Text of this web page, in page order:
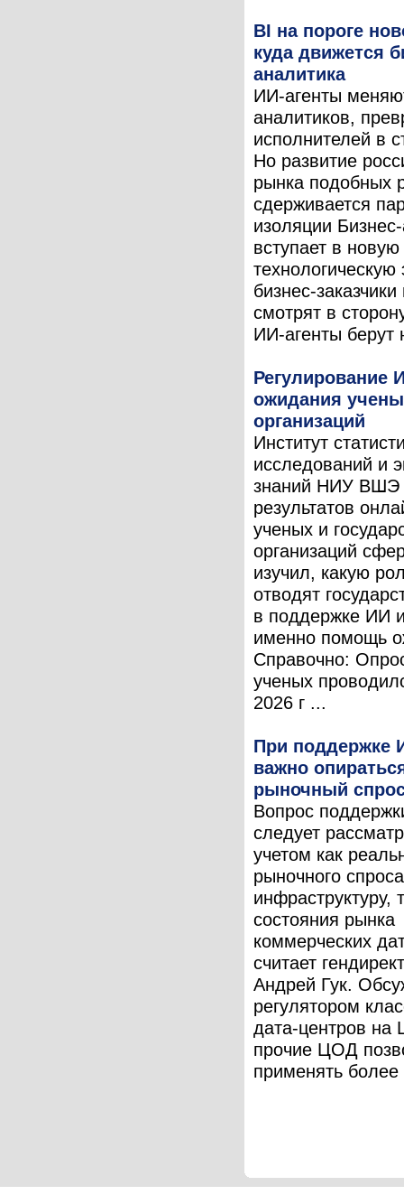
BI на пороге
куда движется
аналитика
ИИ-агенты
аналитиков,
исполнителей в
Но развитие
рынка подобных
сдерживается
изоляции
вступает в новую
технологическую
бизнес-
смотрят в
ИИ-агенты берут
Регулирование
ожидания
организаций
Институт
исследований и
знаний НИУ ВШЭ
результатов
ученых и
организаций
изучил, какую
отводят
в поддержке ИИ
именно помощь
Справочно:
ученых
2026 г ...
При поддержке
важно
рыночный
Вопрос
следует
учетом как
рыночного
инфраструктуру,
состояния рынка
коммерческих
считает
Андрей Гук.
регулятором
дата-центров
прочие ЦОД
применять более